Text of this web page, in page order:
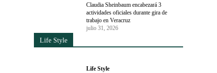
Claudia Sheinbaum encabezará 3
actividades oficiales durante gira de
trabajo en Veracruz
julio 31, 2026
Life Style
Life Style